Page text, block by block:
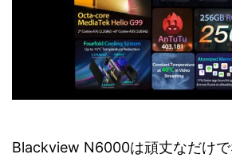
Blackview N6000は頑丈なだけ